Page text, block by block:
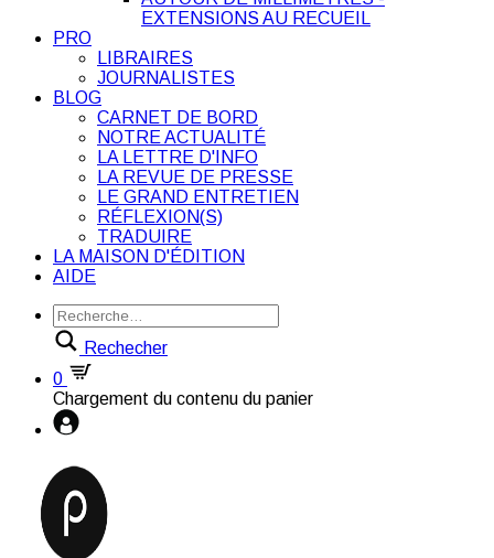
EXTENSIONS AU RECUEIL
PRO
LIBRAIRES
JOURNALISTES
BLOG
CARNET DE BORD
NOTRE ACTUALITÉ
LA LETTRE D'INFO
LA REVUE DE PRESSE
LE GRAND ENTRETIEN
RÉFLEXION(S)
TRADUIRE
LA MAISON D'ÉDITION
AIDE
Rechecher
0
Chargement du contenu du panier